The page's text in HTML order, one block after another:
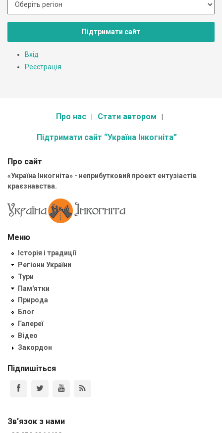
Підтримати сайт
Вхід
Реєстрація
Про нас Стати автором
Підтримати сайт “Україна Інкогніта”
Про сайт
«Україна Інкогніта» - неприбутковий проект ентузіастів
краєзнавства.
Меню
Історія і традиції
Регіони України
Тури
Пам'ятки
Природа
Блог
Галереї
Відео
Закордон
Підпишіться
Зв'язок з нами